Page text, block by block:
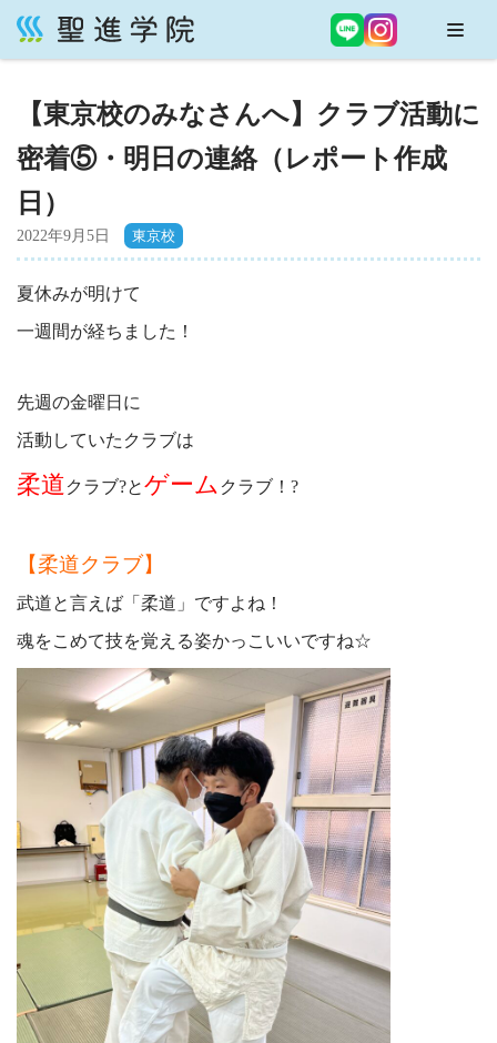
コ
テ
ン
ツ
へ
ス
キ
プ
【東京校のみなさんへ】クラブ活動に
密着⑤・明日の連絡（レポート作成
日）
2022年9月5日
夏休みが明けて
一週間が経ちました！
先週の金曜日に
活動していたクラブは
柔道クラブ?とゲーム クラブ！?
【柔道クラブ】
武道と言えば「柔道」ですよね！
魂をこめて技を覚える姿かっこいいですね☆